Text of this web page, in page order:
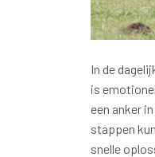
In de
is
een anker
stappen
snelle